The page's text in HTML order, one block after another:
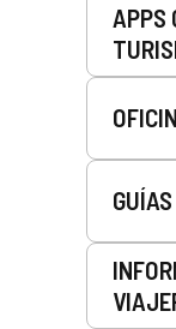
APPS